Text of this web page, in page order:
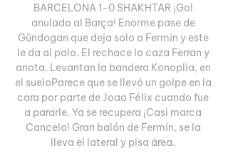
BARCELONA 1-0 SHAKHTAR ¡Gol
anulado al Barça! Enorme pase de
Gündogan que deja solo a Fermín y este
le da al palo. El rechace lo caza Ferran y
anota. Levantan la bandera Konoplia, en
el sueloParece que se llevó un golpe en la
cara por parte de Joao Félix cuando fue
a pararle. Ya se recupera ¡Casi marca
Cancelo! Gran balón de Fermín, se la
lleva el lateral y pisa área.